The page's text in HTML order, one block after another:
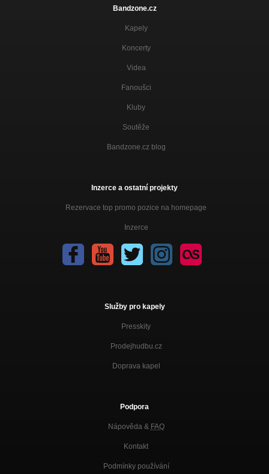
Bandzone.cz
Kapely
Koncerty
Videa
Fanoušci
Kluby
Soutěže
Bandzone.cz blog
Inzerce a ostatní projekty
Rezervace top promo pozice na homepage
Inzerce
Služby pro kapely
Presskity
Prodejhudbu.cz
Doprava kapel
Podpora
Nápověda & FAQ
Kontakt
Podmínky používání